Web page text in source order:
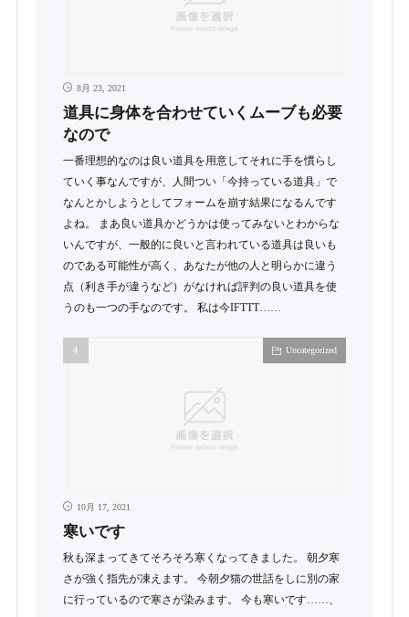
8月 23, 2021
道具に身体を合わせていくムーブも必要
なので
一番理想的なのは良い道具を用意してそれに手を慣らし
ていく事なんですが、人間つい「今持っている道具」で
なんとかしようとしてフォームを崩す結果になるんです
よね。 まあ良い道具かどうかは使ってみないとわからな
いんですが、一般的に良いと言われている道具は良いも
のである可能性が高く、あなたが他の人と明らかに違う
点（利き手が違うなど）がなければ評判の良い道具を使
うのも一つの手なのです。 私は今IFTTT……
Uncategorized
10月 17, 2021
寒いです
秋も深まってきてそろそろ寒くなってきました。 朝夕寒
さが強く指先が凍えます。 今朝夕猫の世話をしに別の家
に行っているので寒さが染みます。 今も寒いです……、